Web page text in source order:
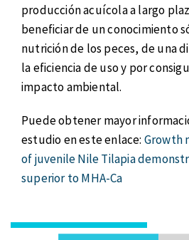
producción acuícola a largo
beneficiar de un conocimiento
nutrición de los peces, de una
la eficiencia de uso y por
impacto ambiental.
Puede obtener mayor
estudio en este enlace: Growth
of juvenile Nile Tilapia
superior to MHA-Ca